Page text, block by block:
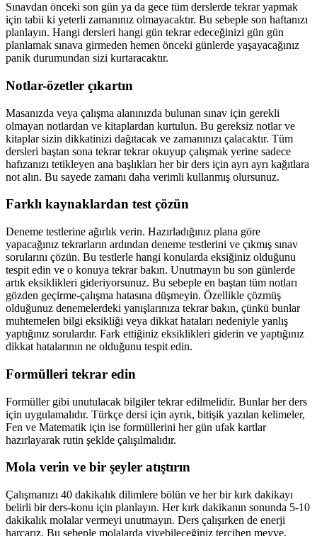
Sınavdan önceki son gün ya da gece tüm derslerde tekrar yapmak
için tabii ki yeterli zamanınız olmayacaktır. Bu sebeple son haftanızı
planlayın. Hangi dersleri hangi gün tekrar edeceğinizi gün gün
planlamak sınava girmeden hemen önceki günlerde yaşayacağınız
panik durumundan sizi kurtaracaktır.
Notlar-özetler çıkartın
Masanızda veya çalışma alanınızda bulunan sınav için gerekli
olmayan notlardan ve kitaplardan kurtulun. Bu gereksiz notlar ve
kitaplar sizin dikkatinizi dağıtacak ve zamanınızı çalacaktır. Tüm
dersleri baştan sona tekrar tekrar okuyup çalışmak yerine sadece
hafızanızı tetikleyen ana başlıkları her bir ders için ayrı ayrı kağıtlara
not alın. Bu sayede zamanı daha verimli kullanmış olursunuz.
Farklı kaynaklardan test çözün
Deneme testlerine ağırlık verin. Hazırladığınız plana göre
yapacağınız tekrarların ardından deneme testlerini ve çıkmış sınav
sorularını çözün. Bu testlerle hangi konularda eksiğiniz olduğunu
tespit edin ve o konuya tekrar bakın. Unutmayın bu son günlerde
artık eksiklikleri gideriyorsunuz. Bu sebeple en baştan tüm notları
gözden geçirme-çalışma hatasına düşmeyin. Özellikle çözmüş
olduğunuz denemelerdeki yanışlarınıza tekrar bakın, çünkü bunlar
muhtemelen bilgi eksikliği veya dikkat hataları nedeniyle yanlış
yaptığınız sorulardır. Fark ettiğiniz eksiklikleri giderin ve yaptığınız
dikkat hatalarının ne olduğunu tespit edin.
Formülleri tekrar edin
Formüller gibi unutulacak bilgiler tekrar edilmelidir. Bunlar her ders
için uygulamalıdır. Türkçe dersi için ayrık, bitişik yazılan kelimeler,
Fen ve Matematik için ise formüllerini her gün ufak kartlar
hazırlayarak rutin şeklde çalışılmalıdır.
Mola verin ve bir şeyler atıştırın
Çalışmanızı 40 dakikalık dilimlere bölün ve her bir kırk dakikayı
belirli bir ders-konu için planlayın. Her kırk dakikanın sonunda 5-10
dakikalık molalar vermeyi unutmayın. Ders çalışırken de enerji
harcarız. Bu sebeple molalarda yiyebileceğiniz tercihen meyve,